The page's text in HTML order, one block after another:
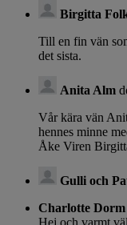
Birgitta
Till en fin vän
det sista.
Anita Alm
Vår kära vän
hennes minne
Åke Viren
Gulli och
Charlotte Dorm